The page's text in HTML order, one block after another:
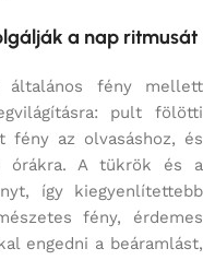
a nap ritmusát
fény mellett
pult fölötti
fény az olvasáshoz, és
órákra. A tükrök és a
így kiegyenlítettebb
fény, érdemes
engedni a beáramlást,